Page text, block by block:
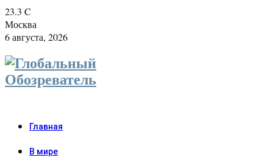
23.3 C
Москва
6 августа, 2026
Главная
В мире